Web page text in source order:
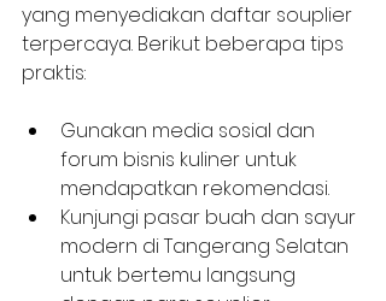
yang menyediakan daftar souplier
terpercaya. Berikut beberapa tips
praktis:
Gunakan media sosial dan
forum bisnis kuliner untuk
mendapatkan rekomendasi.
Kunjungi pasar buah dan sayur
modern di Tangerang Selatan
untuk bertemu langsung